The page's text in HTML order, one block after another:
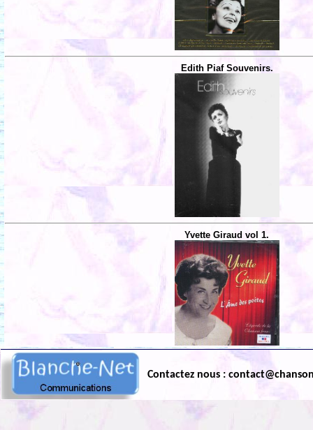
Edith Piaf Souvenirs.
Yvette Giraud vol 1.
Contactez nous :